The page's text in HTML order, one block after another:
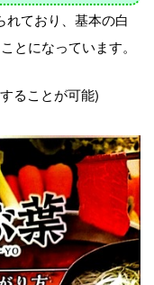
れており、基本の白
とになっています。
ることが可能)